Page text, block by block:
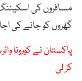
مسافروں کی
گھروں کو جانے کی
پاکستان نے
کر لی